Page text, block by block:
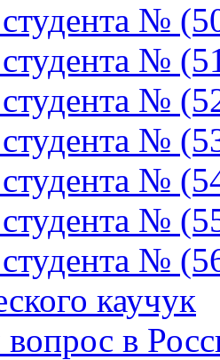
№
№
№
№
№
№
№
каучук
в